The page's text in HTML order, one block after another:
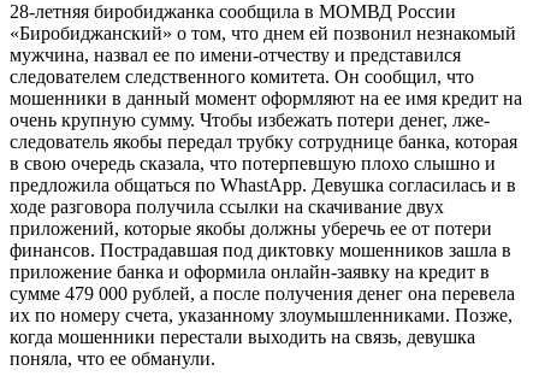
28-летняя биробиджанка сообщила в МОМВД России
«Биробиджанский» о том, что днем ей позвонил незнакомый
мужчина, назвал ее по имени-отчеству и представился
следователем следственного комитета. Он сообщил, что
мошенники в данный момент оформляют на ее имя кредит на
очень крупную сумму. Чтобы избежать потери денег, лже-
следователь якобы передал трубку сотруднице банка, которая
в свою очередь сказала, что потерпевшую плохо слышно и
предложила общаться по WhastApp. Девушка согласилась и в
ходе разговора получила ссылки на скачивание двух
приложений, которые якобы должны уберечь ее от потери
финансов. Пострадавшая под диктовку мошенников зашла в
приложение банка и оформила онлайн-заявку на кредит в
сумме 479 000 рублей, а после получения денег она перевела
их по номеру счета, указанному злоумышленниками. Позже,
когда мошенники перестали выходить на связь, девушка
поняла, что ее обманули.